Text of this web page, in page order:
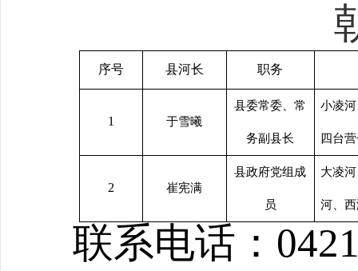
序号 县河长 职务
1 于雪曦
县委常委、常
务副县长
小凌
四台
2 崔宪满
县政府党组成
员
大凌
河、
联系电话：